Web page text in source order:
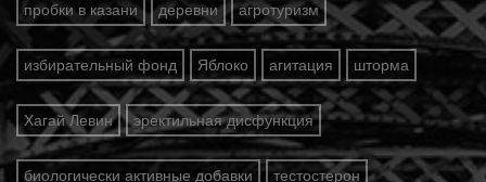
пробки в казани деревни агротуризм
избирательный фонд Яблоко агитация шторма
Хагай Левин эректильная дисфункция
биологически активные добавки тестостерон